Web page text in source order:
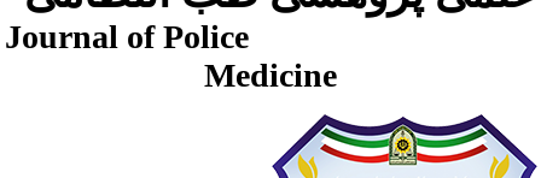
Journal of Police
Medicine